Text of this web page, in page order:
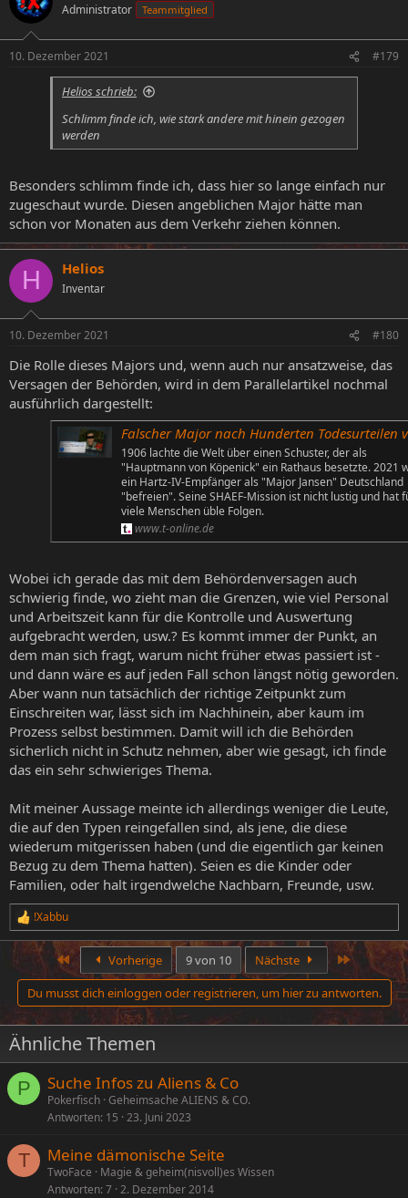
Administrator Teammitglied
10. Dezember 2021 #179
Helios schrieb:
Schlimm finde ich, wie stark andere mit hinein gezogen
werden
Besonders schlimm finde ich, dass hier so lange einfach nur
zugeschaut wurde. Diesen angeblichen Major hätte man
schon vor Monaten aus dem Verkehr ziehen können.
H Helios
Inventar
10. Dezember 2021 #180
Die Rolle dieses Majors und, wenn auch nur ansatzweise, das
Versagen der Behörden, wird in dem Parallelartikel nochmal
ausführlich dargestellt:
Falscher Major nach Hunderten Todesurteilen
1906 lachte die Welt über einen Schuster, der als
"Hauptmann von Köpenick" ein Rathaus besetzte. 2021
ein Hartz-IV-Empfänger als "Major Jansen" Deutschland
"befreien". Seine SHAEF-Mission ist nicht lustig und hat
viele Menschen üble Folgen.
www.t-online.de
Wobei ich gerade das mit dem Behördenversagen auch
schwierig finde, wo zieht man die Grenzen, wie viel Personal
und Arbeitszeit kann für die Kontrolle und Auswertung
aufgebracht werden, usw.? Es kommt immer der Punkt, an
dem man sich fragt, warum nicht früher etwas passiert ist -
und dann wäre es auf jeden Fall schon längst nötig geworden.
Aber wann nun tatsächlich der richtige Zeitpunkt zum
Einschreiten war, lässt sich im Nachhinein, aber kaum im
Prozess selbst bestimmen. Damit will ich die Behörden
sicherlich nicht in Schutz nehmen, aber wie gesagt, ich finde
das ein sehr schwieriges Thema.
Mit meiner Aussage meinte ich allerdings weniger die Leute,
die auf den Typen reingefallen sind, als jene, die diese
wiederum mitgerissen haben (und die eigentlich gar keinen
Bezug zu dem Thema hatten). Seien es die Kinder oder
Familien, oder halt irgendwelche Nachbarn, Freunde, usw.
R
e
t
o
n
e
n
:
!Xabbu
Erste Vorherige 9 von 10 Nächste Letzte
Du musst dich einloggen oder registrieren, um hier zu antworten.
Ähnliche Themen
P Suche Infos zu Aliens & Co
Pokerfisch Geheimsache ALIENS & CO.
Antworten 15 23. Juni 2023
T Meine dämonische Seite
TwoFace
Magie & geheim(nisvoll)es Wissen
Antworten 7 2. Dezember 2014